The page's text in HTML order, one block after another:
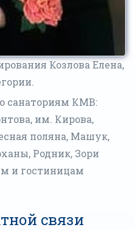
Козлова Елена,
санаториям КМВ:
им. Кирова,
поляна, Машук,
Родник, Зори
и гостиницам
связи